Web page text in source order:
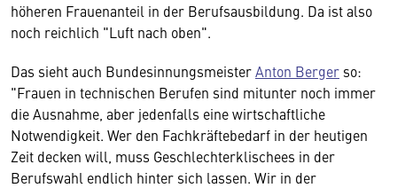
höheren Frauenanteil in der Berufsausbildung. Da ist also
noch reichlich "Luft nach oben".
Das sieht auch BundesinnungsmeisterAnton Berger so:
"Frauen in technischen Berufen sind mitunter noch immer
die Ausnahme, aber jedenfalls eine wirtschaftliche
Notwendigkeit. Wer den Fachkräftebedarf in der heutigen
Zeit decken will, muss Geschlechterklischees in der
Berufswahl endlich hinter sich lassen. Wir in der